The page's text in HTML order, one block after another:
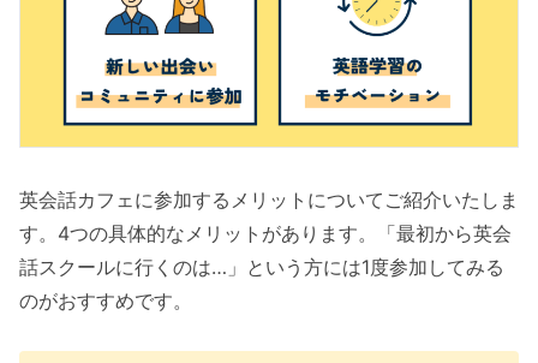
英会話カフェに参加するメリットについてご紹介いたしま
す。4つの具体的なメリットがあります。「最初から英会
話スクールに行くのは…」という方には1度参加してみる
のがおすすめです。